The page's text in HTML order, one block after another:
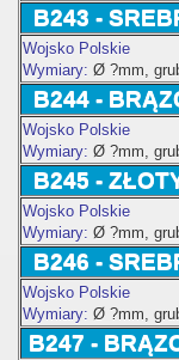
B243 -
Wojsko Polskie
Wymiary: Ø ?mm,
B244 -
Wojsko Polskie
Wymiary: Ø ?mm,
B245 -
Wojsko Polskie
Wymiary: Ø ?mm,
B246 -
Wojsko Polskie
Wymiary: Ø ?mm,
B247 -